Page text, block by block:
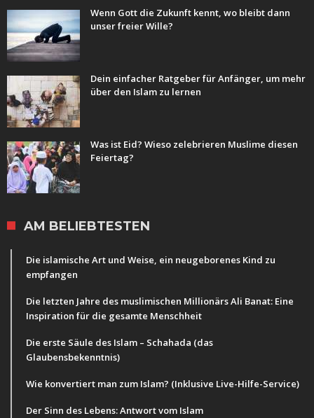
Wenn Gott die Zukunft kennt, wo bleibt dann
unser freier Wille?
Dein einfacher Ratgeber für Anfänger, um mehr
über den Islam zu lernen
Was ist Eid? Wieso zelebrieren Muslime diesen
Feiertag?
AM BELIEBTESTEN
Die islamische Art und Weise, ein neugeborenes Kind zu
empfangen
Die letzten Jahre des muslimischen Millionärs Ali Banat: Eine
Inspiration für die gesamte Menschheit
Die erste Säule des Islam – Schahada (das
Glaubensbekenntnis)
Wie konvertiert man zum Islam? (Inklusive Live-Hilfe-Service)
Der Sinn des Lebens: Antwort vom Islam